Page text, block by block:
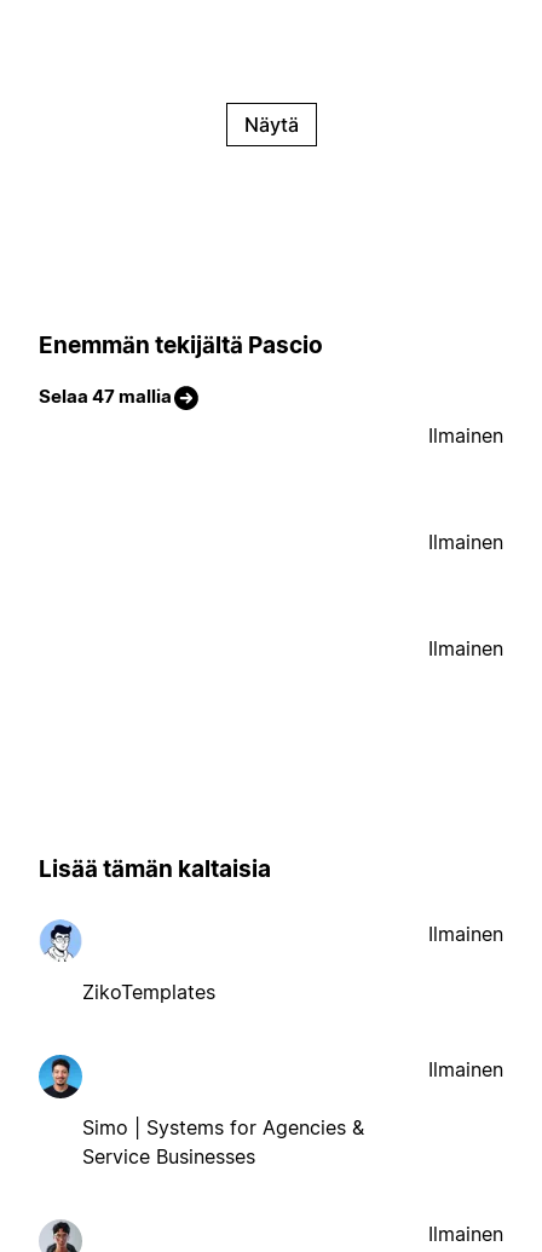
Näytä
Enemmän tekijältä Pascio
Selaa 47 mallia
Ilmainen
Ilmainen
Ilmainen
Lisää tämän kaltaisia
ZikoTemplates
Ilmainen
Simo | Systems for Agencies &
Service Businesses
Ilmainen
Ilmainen